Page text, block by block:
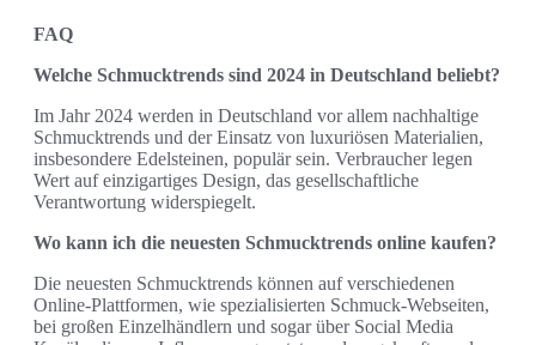
FAQ
Welche Schmucktrends sind 2024 in Deutschland beliebt?
Im Jahr 2024 werden in Deutschland vor allem nachhaltige
Schmucktrends und der Einsatz von luxuriösen Materialien,
insbesondere Edelsteinen, populär sein. Verbraucher legen
Wert auf einzigartiges Design, das gesellschaftliche
Verantwortung widerspiegelt.
Wo kann ich die neuesten Schmucktrends online kaufen?
Die neuesten Schmucktrends können auf verschiedenen
Online-Plattformen, wie spezialisierten Schmuck-Webseiten,
bei großen Einzelhändlern und sogar über Social Media